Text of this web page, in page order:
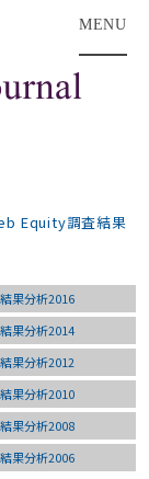
MENU
Equity調査結果
果分析2016
果分析2014
果分析2012
果分析2010
果分析2008
果分析2006